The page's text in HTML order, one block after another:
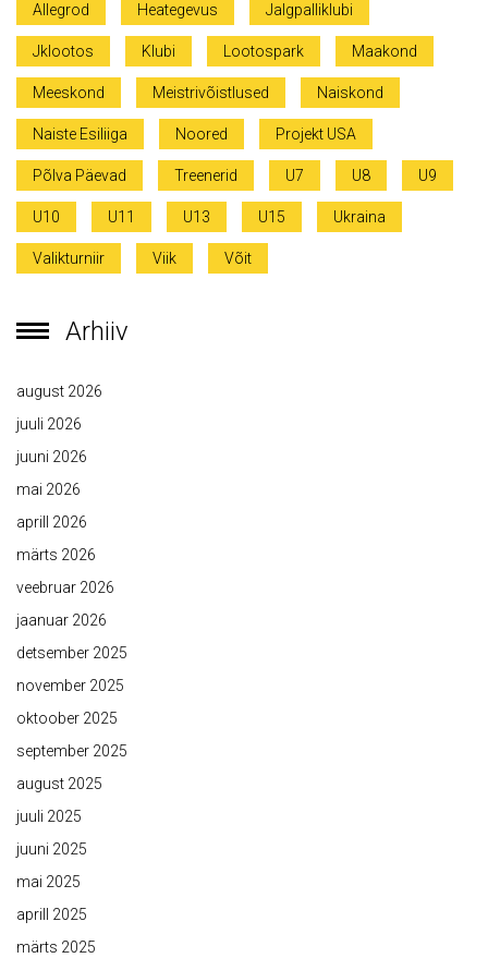
Allegrod Heategevus Jalgpalliklubi
Jklootos Klubi Lootospark Maakond
Meeskond Meistrivõistlused Naiskond
Naiste Esiliiga Noored Projekt USA
Põlva Päevad Treenerid U7 U8 U9
U10 U11 U13 U15 Ukraina
Valikturniir Viik Võit
Arhiiv
august 2026
juuli 2026
juuni 2026
mai 2026
aprill 2026
märts 2026
veebruar 2026
jaanuar 2026
detsember 2025
november 2025
oktoober 2025
september 2025
august 2025
juuli 2025
juuni 2025
mai 2025
aprill 2025
märts 2025